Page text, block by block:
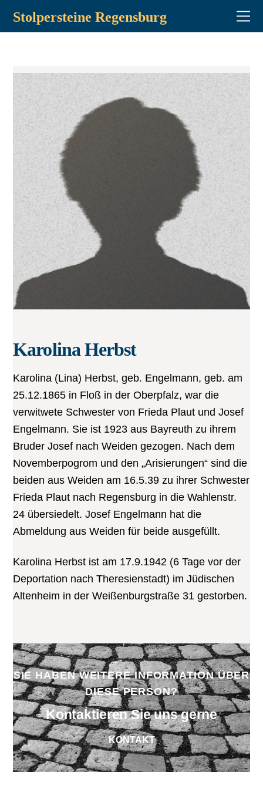
Stolpersteine Regensburg
Karolina Herbst
Karolina (Lina) Herbst, geb. Engelmann, geb. am
25.12.1865 in Floß in der Oberpfalz, war die
verwitwete Schwester von Frieda Plaut und Josef
Engelmann. Sie ist 1923 aus Bayreuth zu ihrem
Bruder Josef nach Weiden gezogen. Nach dem
Novemberpogrom und den „Arisierungen“ sind die
beiden aus Weiden am 16.5.39 zu ihrer Schwester
Frieda Plaut nach Regensburg in die Wahlenstr.
24 übersiedelt. Josef Engelmann hat die
Abmeldung aus Weiden für beide ausgefüllt.
Karolina Herbst ist am 17.9.1942 (6 Tage vor der
Deportation nach Theresienstadt) im Jüdischen
Altenheim in der Weißenburgstraße 31 gestorben.
SIE HABEN WEITERE INFORMATION ÜBER
DIESE PERSON?
Kontaktieren Sie uns gerne
KONTAKT